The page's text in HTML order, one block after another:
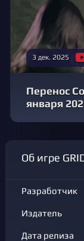
3 дек. 2025
Перенос
января
Об игре
Разработчик
Издатель
Дата релиза